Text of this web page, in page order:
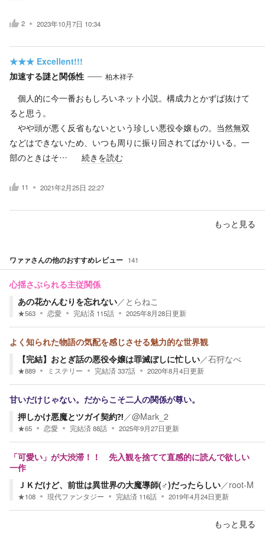
2 2023年10月7日 10:34
★★★ Excellent!!!
加速する謎と関係性
柏木祥子
個人的に今一番おもしろいネット小説。構成力とかずば抜けて
ると思う。
やや頭が悪く反省もないという珍しい悪役令嬢もの。当然無双
などはできないため、いつも周りに振り回されてばかりいる。一
部のときはそ…
続きを読む
11 2021年2月25日 22:27
もっと見る
ワァァさんの他のおすすめレビュー 141
心揺さぶられる主従関係
あの花かんむりを忘れない／ とらねこ
★563 恋愛 完結済 115話 2025年8月28日更新
よく知られた物語の気配を感じさせる魅力的な世界観
【完結】おとぎ話の悪役令嬢は罪滅ぼしに忙しい／石狩なべ
★889 ミステリー 完結済337話 2020年8月4日更新
甘いだけじゃない。だからこそ二人の関係が尊い。
押しかけ悪魔とツガイ契約⁈ ／@Mark_2
★65 恋愛 完結済88話 2025年9月27日更新
「可愛い」が大渋滞！！ 先入観を捨てて直感的に読んで欲しい
一作
ＪＫだけど、前世は異世界の大魔導師(♂)だったらしい／root-M
★108 現代ファンタジー 完結済 116話 2019年4月24日更新
もっと見る